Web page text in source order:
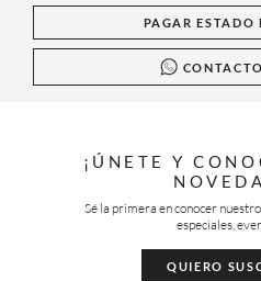
PAGAR ESTADO
¡ÚNETE Y
Sé la primera en conocer
especiales,
QUIERO